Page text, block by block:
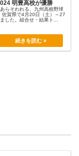
明豊高校が優勝
らそわれる、九州高校野球
賀県で4月20日（土）～27
した。組合せ・結果ト...